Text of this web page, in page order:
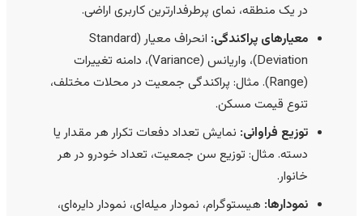
در یک منطقه، نمای پرطرفدارترین کاربری اراضی.
معیارهای پراکندگی:
انحراف معیار (Standard
Deviation)، واریانس (Variance)، دامنه تغییرات
(Range). مثال: پراکندگی جمعیت در محلات مختلف،
تنوع قیمت مسکن.
توزیع فراوانی:نمایش تعداد دفعات تکرار هر مقدار یا
دسته. مثال: توزیع سن جمعیت، تعداد خودرو در هر
خانوار.
نمودارها:هیستوگرام، نمودار میله‌ای، نمودار دایره‌ای،